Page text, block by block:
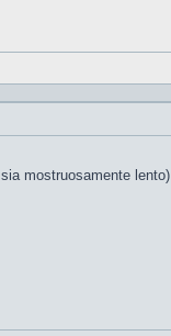
mostruosamente lento)